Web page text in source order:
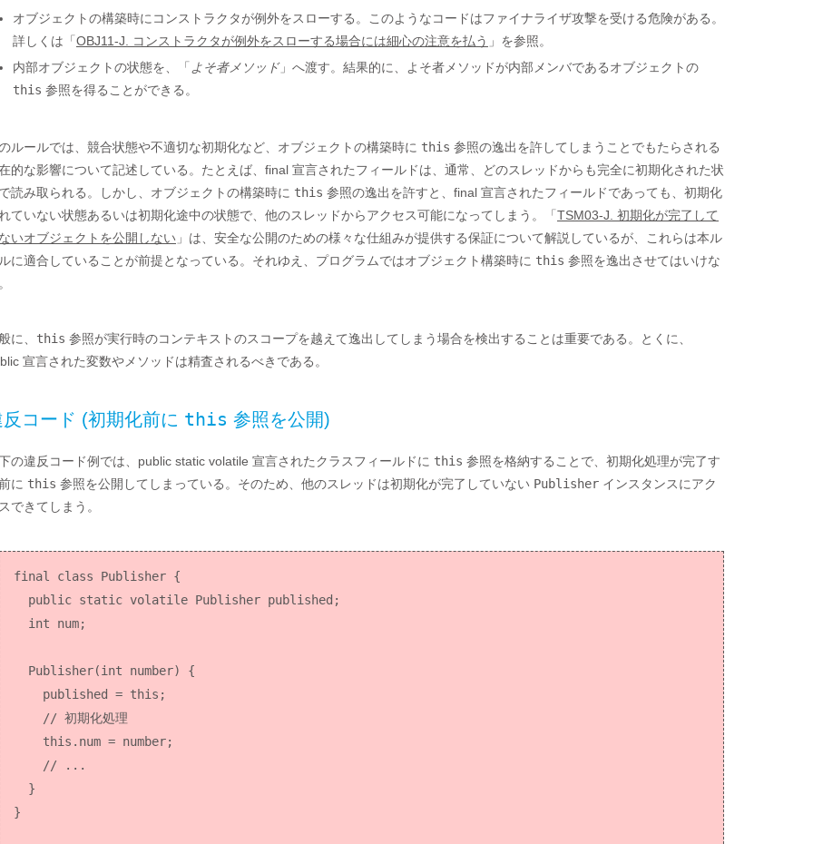
オブジェクトの構築時にコンストラクタが例外をスローする。このようなコードはファイナライザ攻撃を受ける危険がある。
詳しくは「 OBJ11-J. コンストラクタが例外をスローする場合には細心の注意を払う 」を参照。
内部オブジェクトの状態を、「 よそ者メソッド」へ渡す。結果的に、よそ者メソッドが内部メンバであるオブジェクトの
this 参照を得ることができる。
ルールでは、競合状態や不適切な初期化など、オブジェクトの構築時に this 参照の逸出を許してしまうことでもたらされる
的な影響について記述している。たとえば、final 宣言されたフィールドは、通常、どのスレッドからも完全に初期化された状
読み取られる。しかし、オブジェクトの構築時に this 参照の逸出を許すと、final 宣言されたフィールドであっても、初期化
ていない状態あるいは初期化途中の状態で、他のスレッドからアクセス可能になってしまう。「 TSM03-J. 初期化が完了して
いオブジェクトを公開しない 」は、安全な公開のための様々な仕組みが提供する保証について解説しているが、これらは本ル
に適合していることが前提となっている。それゆえ、プログラムではオブジェクト構築時に this 参照を逸出させてはいけな
に、 this 参照が実行時のコンテキストのスコープを越えて逸出してしまう場合を検出することは重要である。とくに、
宣言された変数やメソッドは精査されるべきである。
コード (初期化前に this 参照を公開)
の違反コード例では、public static volatile 宣言されたクラスフィールドに this 参照を格納することで、初期化処理が完了す
に this 参照を公開してしまっている。そのため、他のスレッドは初期化が完了していない Publisher インスタンスにアク
できてしまう。
final class Publisher {